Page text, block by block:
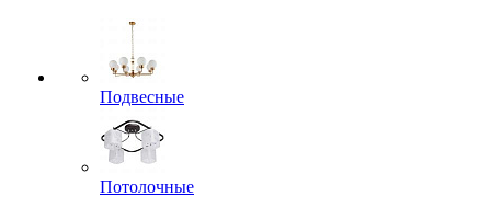
Подвесные
Потолочные